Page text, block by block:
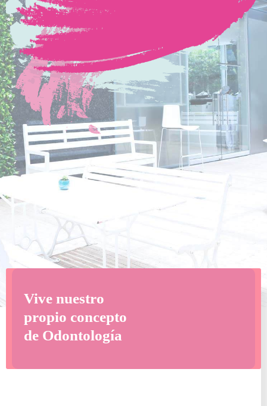
Vive nuestro
propio concepto
de Odontología